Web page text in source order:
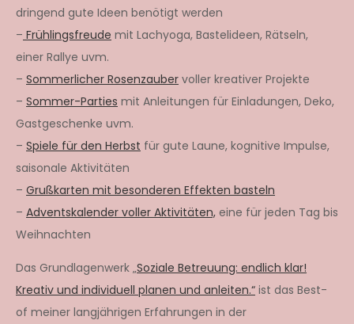
dringend gute Ideen benötigt werden
– Frühlingsfreude mit Lachyoga, Bastelideen, Rätseln,
einer Rallye uvm.
– Sommerlicher Rosenzauber voller kreativer Projekte
– Sommer-Parties mit Anleitungen für Einladungen, Deko,
Gastgeschenke uvm.
– Spiele für den Herbst für gute Laune, kognitive Impulse,
saisonale Aktivitäten
– Grußkarten mit besonderen Effekten basteln
– Adventskalender voller Aktivitäten, eine für jeden Tag bis
Weihnachten
Das Grundlagenwerk „Soziale Betreuung: endlich klar!
Kreativ und individuell planen und anleiten.“ ist das Best-
of meiner langjährigen Erfahrungen in der